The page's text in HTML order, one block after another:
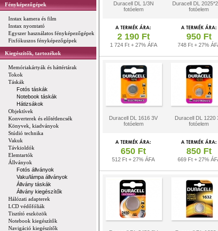
Fényképezőgépek
Instax kamera és film
Instax nyomtató
Egyszer használatos fényképezőgépek
Fixfókuszos fényképezőgépek
Kiegészítők, tartozékok
Memóriakártyák és háttértárak
Tokok
Táskák
Fotós táskák
Notebook táskák
Hátizsákok
Objektívek
Konverterek és előtétlencsék
Könyvek, kiadványok
Stúdió technika
Vakuk
Távkioldók
Elemtartók
Állványok
Fotós állványok
Vaku/lámpa állványok
Állvány táskák
Állvány kiegészítők
Hálózati adapterek
LCD védőfóliák
Tisztító eszközök
Notebook kiegészítők
Navigáció kiegészítők
Duracell DL 1/3N
fotóelem
Duracell DL
fotóelem
2 190 Ft
1 724 Ft + 27% ÁFA
950 Ft
748 Ft + 27%
Duracell DL 1616 3V
fotóelem
Duracell DL 1220
fotóelem
650 Ft
512 Ft + 27% ÁFA
850 Ft
669 Ft + 27%